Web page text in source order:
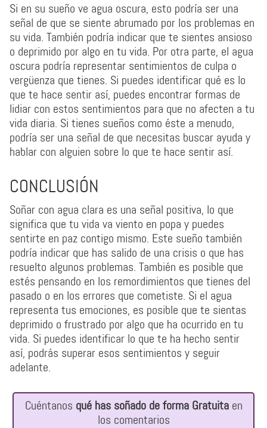
Si en su sueño ve agua oscura, esto podría ser una
señal de que se siente abrumado por los problemas en
su vida. También podría indicar que te sientes ansioso
o deprimido por algo en tu vida. Por otra parte, el agua
oscura podría representar sentimientos de culpa o
vergüenza que tienes. Si puedes identificar qué es lo
que te hace sentir así, puedes encontrar formas de
lidiar con estos sentimientos para que no afecten a tu
vida diaria. Si tienes sueños como éste a menudo,
podría ser una señal de que necesitas buscar ayuda y
hablar con alguien sobre lo que te hace sentir así.
CONCLUSIÓN
Soñar con agua clara es una señal positiva, lo que
significa que tu vida va viento en popa y puedes
sentirte en paz contigo mismo. Este sueño también
podría indicar que has salido de una crisis o que has
resuelto algunos problemas. También es posible que
estés pensando en los remordimientos que tienes del
pasado o en los errores que cometiste. Si el agua
representa tus emociones, es posible que te sientas
deprimido o frustrado por algo que ha ocurrido en tu
vida. Si puedes identificar lo que te ha hecho sentir
así, podrás superar esos sentimientos y seguir
adelante.
Cuéntanos qué has soñado de forma Gratuitaen
los comentarios